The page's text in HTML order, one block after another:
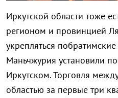
Иркутской области тоже
регионом и провинцией
укрепляться
Маньчжурия установили
Иркутском. Торговля
областью за первые три